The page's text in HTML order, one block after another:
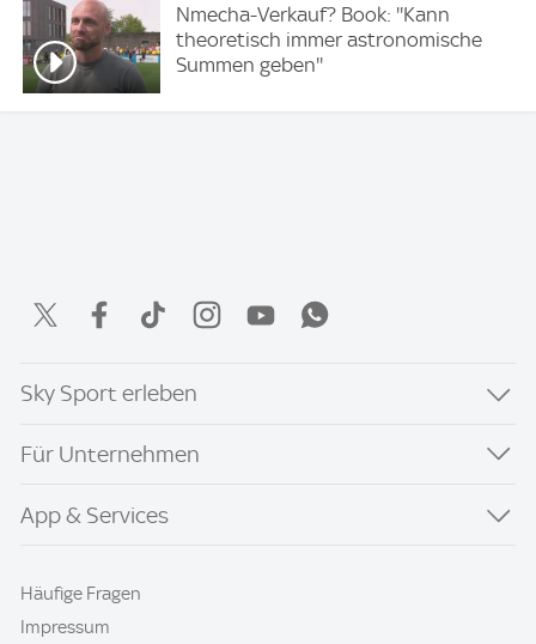
Nmecha-Verkauf? Book: ''Kann
theoretisch immer astronomische
Summen geben''
Sky Sport erleben
Für Unternehmen
App & Services
Häufige Fragen
Impressum